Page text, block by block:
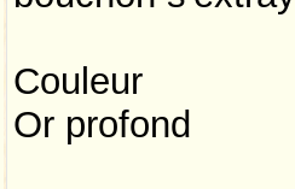
Couleur
Or profond